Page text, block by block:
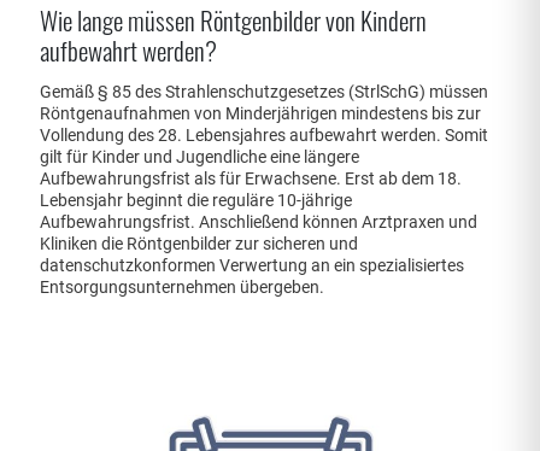
Wie lange müssen Röntgenbilder von Kindern
aufbewahrt werden?
Gemäß § 85 des Strahlenschutzgesetzes (StrlSchG) müssen
Röntgenaufnahmen von Minderjährigen mindestens bis zur
Vollendung des 28. Lebensjahres aufbewahrt werden. Somit
gilt für Kinder und Jugendliche eine längere
Aufbewahrungsfrist als für Erwachsene. Erst ab dem 18.
Lebensjahr beginnt die reguläre 10-jährige
Aufbewahrungsfrist. Anschließend können Arztpraxen und
Kliniken die Röntgenbilder zur sicheren und
datenschutzkonformen Verwertung an ein spezialisiertes
Entsorgungsunternehmen übergeben.